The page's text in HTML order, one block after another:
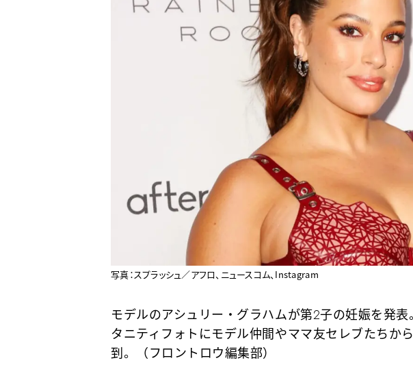
写真：スプラッシュ／アフロ、ニュースコム、Instagram
モデルのアシュリー・グラハムが第2子の妊娠を発
タニティフォトにモデル仲間やママ友セレブたちか
到。（フロントロウ編集部）